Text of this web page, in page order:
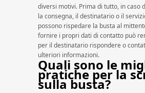
diversi motivi. Prima di tutto, in caso
la consegna, il destinatario o il
possono rispedare la busta al
fornire i propri dati di contatto può
per il destinatario rispondere o
ulteriori informazioni.
Quali sono le
pratiche per la
sulla busta?